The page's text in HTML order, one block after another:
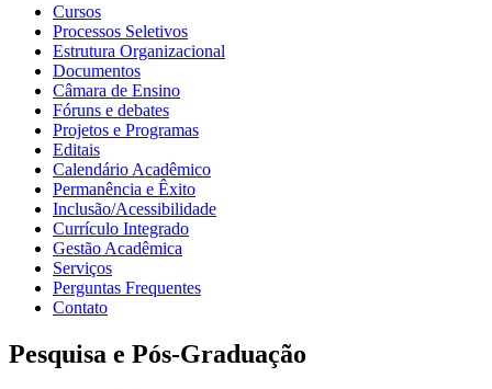
Cursos
Processos Seletivos
Estrutura Organizacional
Documentos
Câmara de Ensino
Fóruns e debates
Projetos e Programas
Editais
Calendário Acadêmico
Permanência e Êxito
Inclusão/Acessibilidade
Currículo Integrado
Gestão Acadêmica
Serviços
Perguntas Frequentes
Contato
Pesquisa e Pós-Graduação